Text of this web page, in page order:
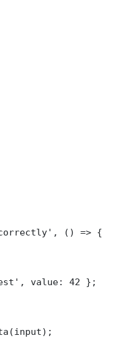
() => {
value: 42 };